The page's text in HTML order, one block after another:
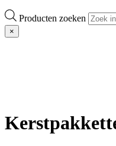
Producten zoeken
×